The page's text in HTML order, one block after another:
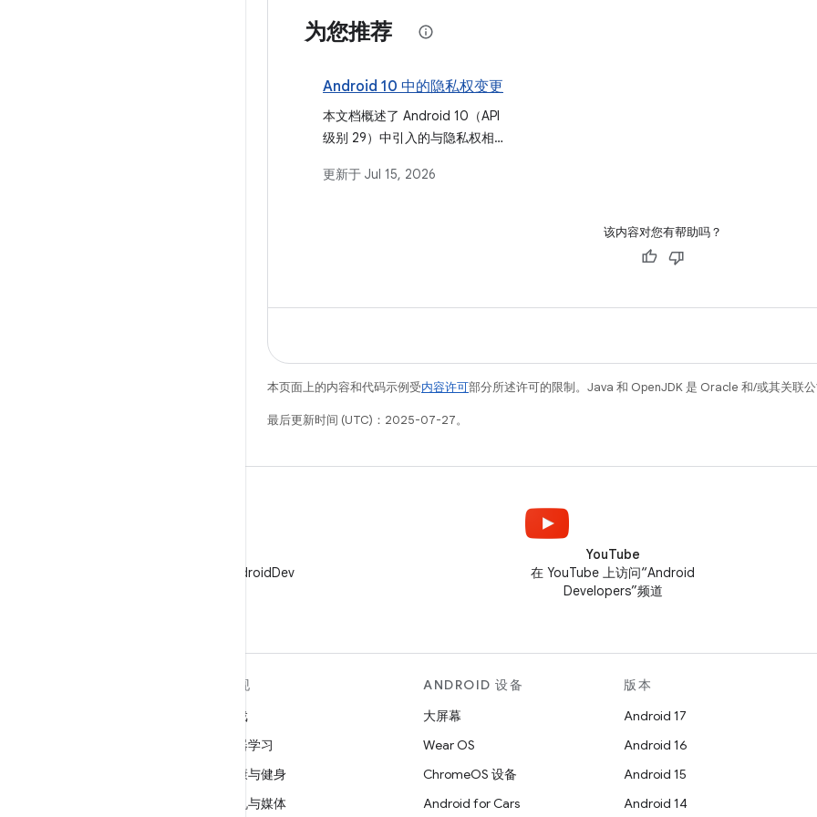
为您推荐
Android 10 中的隐私权变更
本文档概述了 Android 10（API
级别 29）中引入的与隐私权相关
如何增强用户对数据和应用功能
更新于 Jul 15, 2026
该内容对您有帮助吗？
本页面上的内容和代码示例受内容许可部分所述许可的限制。Java 和 OpenJDK 是 Oracle 和/或其关联公
最后更新时间 (UTC)：2025-07-27。
在 X 上关注 @AndroidDev
YouTube
在 YouTube 上访问“Android
Developers”频道
发现
游戏
机器学习
健康与健身
相机与媒体
ANDROID 设备
大屏幕
Wear OS
ChromeOS 设备
Android for Cars
版本
Android 17
Android 16
Android 15
Android 14